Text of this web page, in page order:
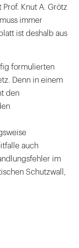
dokumentieren
Prof. Knut A. Grötz
immer
ist deshalb aus
formulierten
Denn in einem
den
auch
im
Schutzwall,